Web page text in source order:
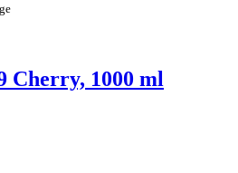
Cherry, 1000 ml